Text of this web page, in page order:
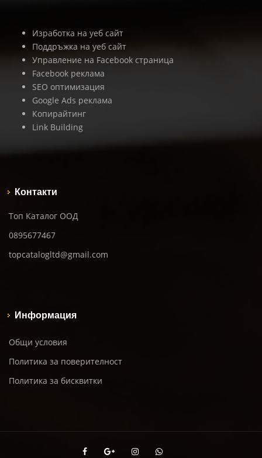
Изработка на уеб сайт
Поддръжка на уеб сайт
Управление на Facebook страница
Facebook реклама
SEO оптимизация
Google Ads реклама
Копирайтинг
Link Building
Контакти
Топ Каталог ООД
0895677467
topcatalogltd@gmail.com
Информация
Общи условия
Политика за поверителност
Политика за бисквитки